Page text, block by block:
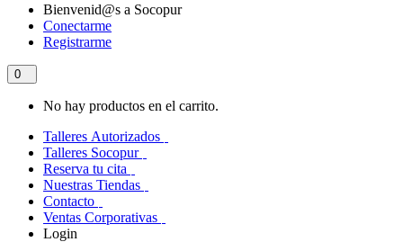
Bienvenid@s a Socopur
Conectarme
Registrarme
0
No hay productos en el carrito.
Talleres Autorizados
Talleres Socopur
Reserva tu cita
Nuestras Tiendas
Contacto
Ventas Corporativas
Login